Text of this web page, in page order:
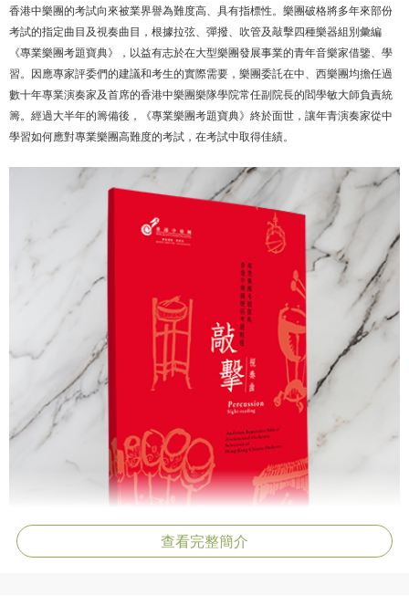
香港中樂團的考試向來被業界譽為難度高、具有指標性。樂團破格將多年來部份
考試的指定曲目及視奏曲目，根據拉弦、彈撥、吹管及敲擊四種樂器組別彙編
《專業樂團考題寶典》，以益有志於在大型樂團發展事業的青年音樂家借鑒、學
習。因應專家評委們的建議和考生的實際需要，樂團委託在中、西樂團均擔任過
數十年專業演奏家及首席的香港中樂團樂隊學院常任副院長的閻學敏大師負責統
籌。經過大半年的籌備後，《專業樂團考題寶典》終於面世，讓年青演奏家從中
學習如何應對專業樂團高難度的考試，在考試中取得佳績。
查看完整簡介